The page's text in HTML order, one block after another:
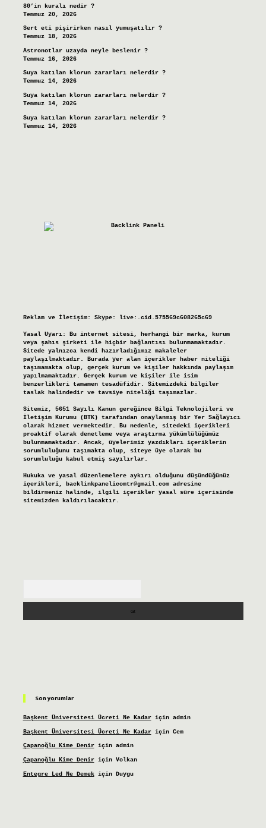
80’in kuralı nedir ?
Temmuz 20, 2026
Sert eti pişirirken nasıl yumuşatılır ?
Temmuz 18, 2026
Astronotlar uzayda neyle beslenir ?
Temmuz 16, 2026
Suya katılan klorun zararları nelerdir ?
Temmuz 14, 2026
Suya katılan klorun zararları nelerdir ?
Temmuz 14, 2026
Suya katılan klorun zararları nelerdir ?
Temmuz 14, 2026
Reklam ve İletişim: Skype: live:.cid.575569c608265c69
Yasal Uyarı:
Bu internet sitesi, herhangi bir marka, kurum
veya şahıs şirketi ile hiçbir bağlantısı bulunmamaktadır.
Sitede yalnızca kendi hazırladığımız makaleler
paylaşılmaktadır. Burada yer alan içerikler haber niteliği
taşımamakta olup, gerçek kurum ve kişiler hakkında paylaşım
yapılmamaktadır. Gerçek kurum ve kişiler ile isim
benzerlikleri tamamen tesadüfidir. Sitemizdeki bilgiler
taslak halindedir ve tavsiye niteliği taşımazlar.
Sitemiz, 5651 Sayılı Kanun gereğince Bilgi Teknolojileri ve
İletişim Kurumu (BTK) tarafından onaylanmış bir Yer Sağlayıcı
olarak hizmet vermektedir. Bu nedenle, sitedeki içerikleri
proaktif olarak denetleme veya araştırma yükümlülüğümüz
bulunmamaktadır. Ancak, üyelerimiz yazdıkları içeriklerin
sorumluluğunu taşımakta olup, siteye üye olarak bu
sorumluluğu kabul etmiş sayılırlar.
Hukuka ve yasal düzenlemelere aykırı olduğunu düşündüğünüz
içerikleri, backlinkpanelicomtr@gmail.comadresine
bildirmeniz halinde, ilgili içerikler yasal süre içerisinde
sitemizden kaldırılacaktır.
Son yorumlar
Başkent Üniversitesi Ücreti Ne Kadariçin admin
Başkent Üniversitesi Ücreti Ne Kadariçin Cem
Çapanoğlu Kime Deniriçin admin
Çapanoğlu Kime Deniriçin Volkan
Entegre Led Ne Demekiçin Duygu